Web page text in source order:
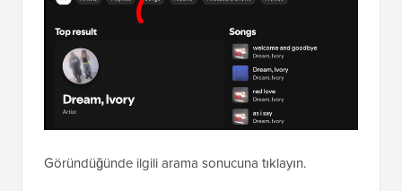
Göründüğünde ilgili arama sonucuna tıklayın.